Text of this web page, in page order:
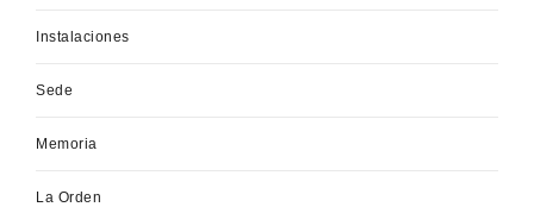
Instalaciones
Sede
Memoria
La Orden